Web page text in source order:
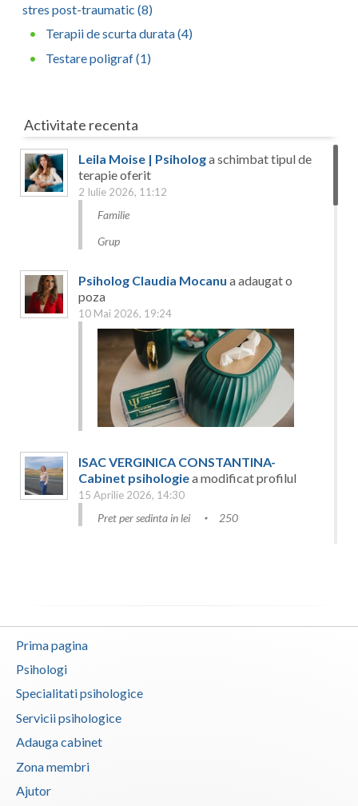
stres post-traumatic (8)
Terapii de scurta durata (4)
Testare poligraf (1)
Activitate recenta
Leila Moise | Psihologa schimbat tipul de
terapie oferit
2 Iulie 2026, 11:12
Familie
Grup
Psiholog Claudia Mocanu a adaugat o
poza
10 Mai 2026, 19:24
ISAC VERGINICA CONSTANTINA-
Cabinet psihologiea modificat profilul
15 Aprilie 2026, 14:30
Pret per sedinta in lei 250
cuvinte: Spațiul n care trăirile tale capătă
profilul
7 Aprilie 2026, 08:59
Adresa
Prima pagina
Psihologi
Specialitati psihologice
Servicii psihologice
Adauga cabinet
Zona membri
Ajutor